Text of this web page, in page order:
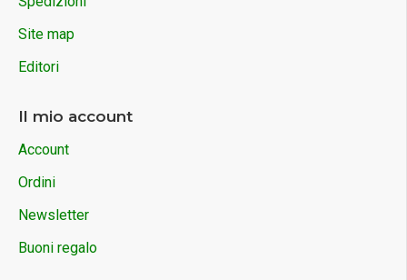
Site map
Editori
Il mio account
Account
Ordini
Newsletter
Buoni regalo